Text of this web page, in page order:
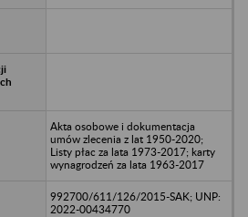
Akta osobowe i dokumentacja
umów zlecenia z lat 1950-2020;
Listy płac za lata 1973-2017; karty
wynagrodzeń za lata 1963-2017
992700/611/126/2015-SAK; UNP:
2022-00434770